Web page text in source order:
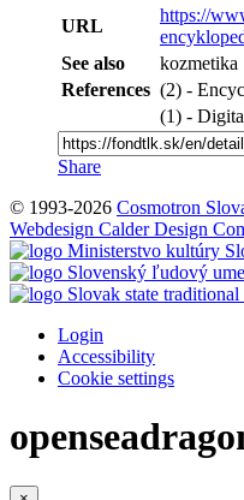
URL
https://
See also
kozmetika
References (2) -
(1) -
Share
© 1993-2026 Cosmotron
Webdesign Calder Design
Login
Accessibility
Cookie settings